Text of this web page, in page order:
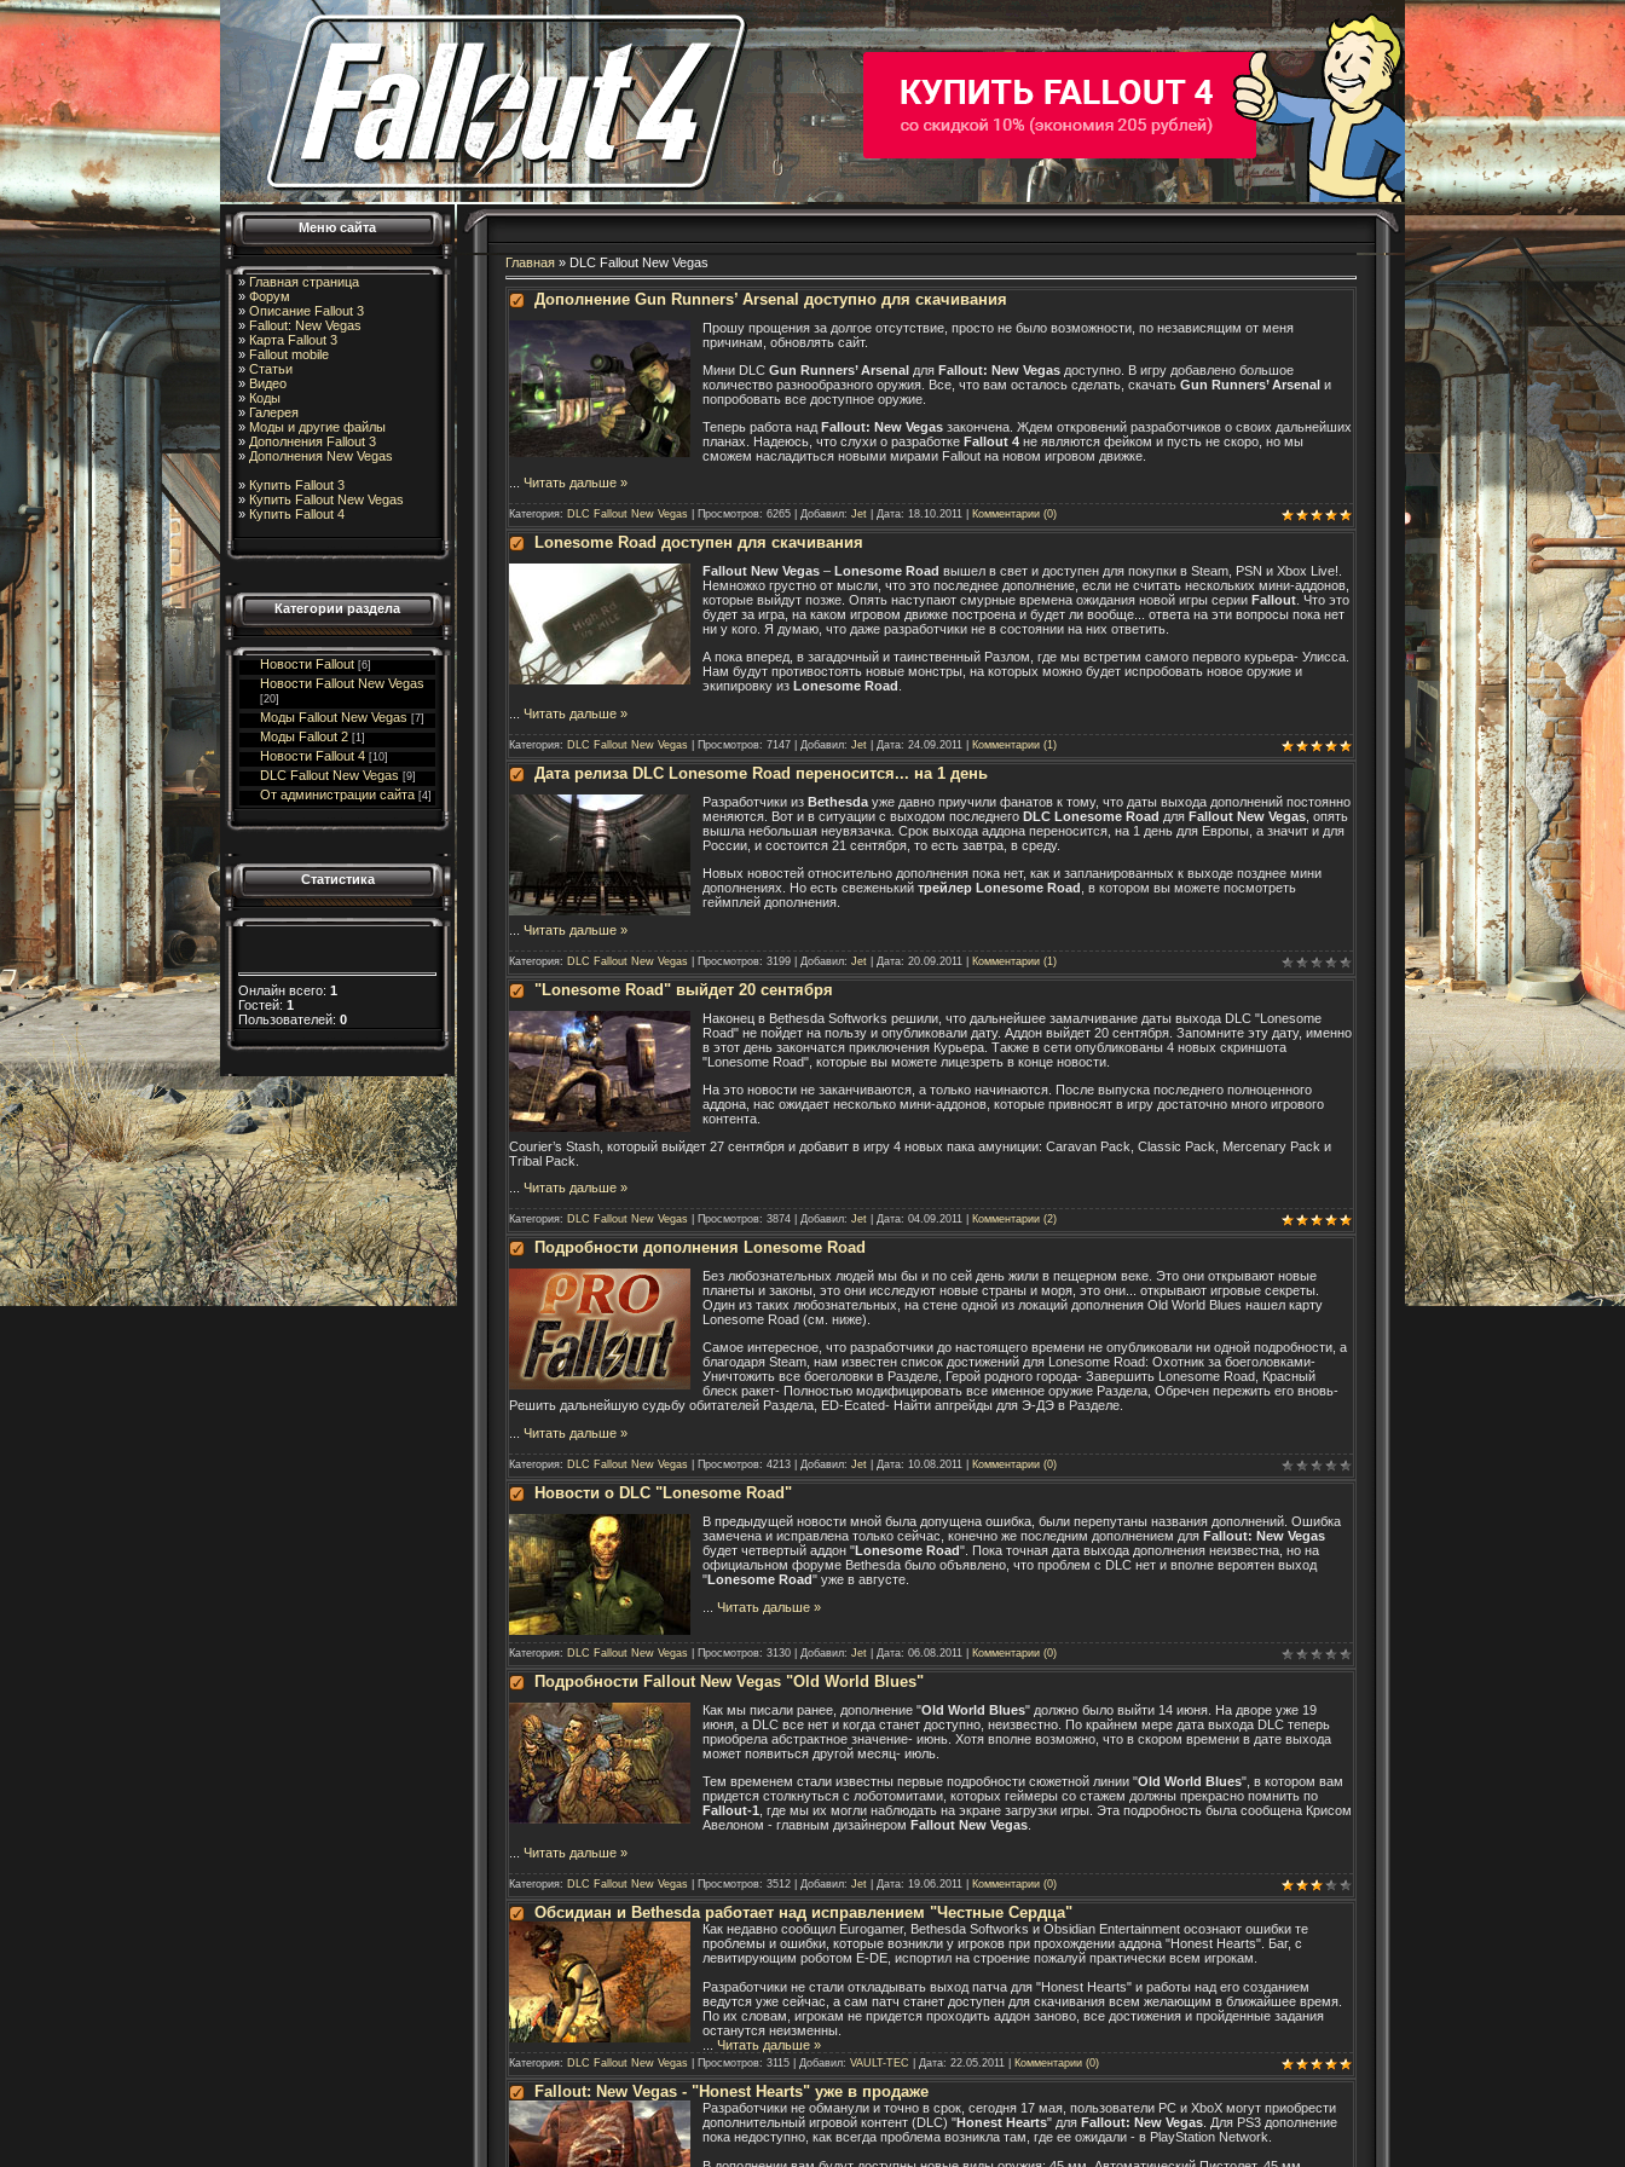
Меню сайта
» Главная страница
» Форум
» Описание Fallout 3
» Fallout: New Vegas
» Карта Fallout 3
» Fallout mobile
» Статьи
» Видео
» Коды
» Галерея
» Моды и другие файлы
» Дополнения Fallout 3
» Дополнения New Vegas
» Купить Fallout 3
» Купить Fallout New Vegas
» Купить Fallout 4
Категории раздела
Новости Fallout [6]
Новости Fallout New Vegas
[20]
Моды Fallout New Vegas [7]
Моды Fallout 2 [1]
Новости Fallout 4 [10]
DLC Fallout New Vegas [9]
От администрации сайта [4]
Статистика
Онлайн всего: 1
Гостей: 1
Пользователей: 0
Главная » DLC Fallout New Vegas
Дополнение Gun Runners’ Arsenal доступно для скачивания
Прошу прощения за долгое отсутствие, просто не было возможности, по независящим от меня
причинам, обновлять сайт.
Мини DLC Gun Runners’ Arsenal для Fallout: New Vegas доступно. В игру добавлено большое
количество разнообразного оружия. Все, что вам осталось сделать, скачать Gun Runners’ Arsenal и
попробовать все доступное оружие.
Теперь работа над Fallout: New Vegas закончена. Ждем откровений разработчиков о своих дальнейших
планах. Надеюсь, что слухи о разработке Fallout 4 не являются фейком и пусть не скоро, но мы
сможем насладиться новыми мирами Fallout на новом игровом движке.
Читать дальше »
Категория: DLC Fallout New Vegas | Просмотров: 6265 | Добавил: Jet | Дата: 18.10.2011 Комментарии (0)
Lonesome Road доступен для скачивания
Fallout New Vegas – Lonesome Road вышел в свет и доступен для покупки в Steam, PSN и Xbox Live!.
Немножко грустно от мысли, что это последнее дополнение, если не считать нескольких мини-аддонов,
которые выйдут позже. Опять наступают смурные времена ожидания новой игры серии Fallout . Что это
будет за игра, на каком игровом движке построена и будет ли вообще... ответа на эти вопросы пока нет
ни у кого. Я думаю, что даже разработчики не в состоянии на них ответить.
А пока вперед, в загадочный и таинственный Разлом, где мы встретим самого первого курьера- Улисса.
Нам будут противостоять новые монстры, на которых можно будет испробовать новое оружие и
экипировку из Lonesome Road
Читать дальше »
Категория: DLC Fallout New Vegas | Просмотров: 7147 | Добавил: Jet | Дата: 24.09.2011 Комментарии (1)
Дата релиза DLC Lonesome Road переносится... на 1 день
Разработчики из Bethesda уже давно приучили фанатов к тому, что даты выхода дополнений постоянно
меняются. Вот и в ситуации с выходом последнего DLC Lonesome Road для Fallout New Vegas , опять
вышла небольшая неувязачка. Срок выхода аддона переносится, на 1 день для Европы, а значит и для
России, и состоится 21 сентября, то есть завтра, в среду.
Новых новостей относительно дополнения пока нет, как и запланированных к выходе позднее мини
дополнениях. Но есть свеженький трейлер Lonesome Road , в котором вы можете посмотреть
геймплей дополнения.
Читать дальше »
Категория: DLC Fallout New Vegas | Просмотров: 3199 | Добавил: Jet | Дата: 20.09.2011 Комментарии (1)
"Lonesome Road" выйдет 20 сентября
Наконец в Bethesda Softworks решили, что дальнейшее замалчивание даты выхода DLC "Lonesome
Road" не пойдет на пользу и опубликовали дату. Аддон выйдет 20 сентября. Запомните эту дату, именно
в этот день закончатся приключения Курьера. Также в сети опубликованы 4 новых скриншота
"Lonesome Road", которые вы можете лицезреть в конце новости.
На это новости не заканчиваются, а только начинаются. После выпуска последнего полноценного
аддона, нас ожидает несколько мини-аддонов, которые привносят в игру достаточно много игрового
контента.
Courier’s Stash, который выйдет 27 сентября и добавит в игру 4 новых пака амуниции: Caravan Pack, Classic Pack, Mercenary Pack и
Tribal Pack.
Читать дальше »
Категория: DLC Fallout New Vegas | Просмотров: 3874 | Добавил: Jet | Дата: 04.09.2011 Комментарии (2)
Подробности дополнения Lonesome Road
Без любознательных людей мы бы и по сей день жили в пещерном веке. Это они открывают новые
планеты и законы, это они исследуют новые страны и моря, это они... открывают игровые секреты.
Один из таких любознательных, на стене одной из локаций дополнения Old World Blues нашел карту
Lonesome Road (см. ниже).
Самое интересное, что разработчики до настоящего времени не опубликовали ни одной подробности, а
благодаря Steam, нам известен список достижений для Lonesome Road: Охотник за боеголовками-
Уничтожить все боеголовки в Разделе, Герой родного города- Завершить Lonesome Road, Красный
блеск ракет- Полностью модифицировать все именное оружие Раздела, Обречен пережить его вновь-
Решить дальнейшую судьбу обитателей Раздела, ED-Ecated- Найти апгрейды для Э-ДЭ в Разделе.
Читать дальше »
Категория: DLC Fallout New Vegas | Просмотров: 4213 | Добавил: Jet | Дата: 10.08.2011 Комментарии (0)
Новости о DLC "Lonesome Road"
В предыдущей новости мной была допущена ошибка, были перепутаны названия дополнений. Ошибка
замечена и исправлена только сейчас, конечно же последним дополнением для Fallout: New Vegas
будет четвертый аддон "Lonesome Road". Пока точная дата выхода дополнения неизвестна, но на
официальном форуме Bethesda было объявлено, что проблем с DLC нет и вполне вероятен выход
"Lonesome Road" уже в августе.
Читать дальше »
Категория: DLC Fallout New Vegas | Просмотров: 3130 | Добавил: Jet | Дата: 06.08.2011 Комментарии (0)
Подробности Fallout New Vegas "Old World Blues"
Как мы писали ранее, дополнение "Old World Blues" должно было выйти 14 июня. На дворе уже 19
июня, а DLC все нет и когда станет доступно, неизвестно. По крайнем мере дата выхода DLC теперь
приобрела абстрактное значение- июнь. Хотя вполне возможно, что в скором времени в дате выхода
может появиться другой месяц- июль.
Тем временем стали известны первые подробности сюжетной линии "Old World Blues", в котором вам
придется столкнуться с лоботомитами, которых геймеры со стажем должны прекрасно помнить по
Fallout-1 , где мы их могли наблюдать на экране загрузки игры. Эта подробность была сообщена Крисом
Авелоном - главным дизайнером Fallout New Vegas
Читать дальше »
Категория: DLC Fallout New Vegas | Просмотров: 3512 | Добавил: Jet | Дата: 19.06.2011 Комментарии (0)
Обсидиан и Bethesda работает над исправлением "Честные Сердца"
Как недавно сообщил Eurogamer, Bethesda Softworks и Obsidian Entertainment осознают ошибки те
проблемы и ошибки, которые возникли у игроков при прохождении аддона "Honest Hearts". Баг, с
левитирующим роботом E-DE, испортил на строение пожалуй практически всем игрокам.
Разработчики не стали откладывать выход патча для "Honest Hearts" и работы над его созданием
ведутся уже сейчас, а сам патч станет доступен для скачивания всем желающим в ближайшее время.
По их словам, игрокам не придется проходить аддон заново, все достижения и пройденные задания
останутся неизменны.
Читать дальше »
Категория: DLC Fallout New Vegas | Просмотров: 3115 | Добавил: VAULT-TEC | Дата: 22.05.2011 Комментарии (0)
Fallout: New Vegas - "Honest Hearts" уже в продаже
Разработчики не обманули и точно в срок, сегодня 17 мая, пользователи PC и XboX могут приобрести
дополнительный игровой контент (DLC) "Honest Hearts" для Fallout: New Vegas . Для PS3 дополнение
пока недоступно, как всегда проблема возникла там, где ее ожидали - в PlayStation Network.